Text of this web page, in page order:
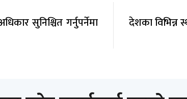
सुनिश्चित गर्नुपर्नेमा
देशका विभिन्न